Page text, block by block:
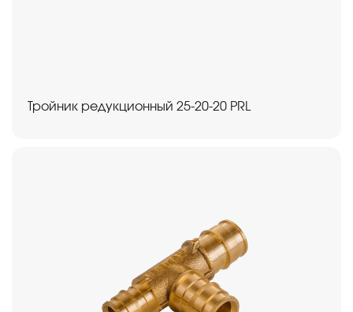
Тройник редукционный 25-20-20 PRL